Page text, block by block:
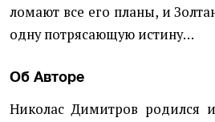
ломают все его планы, и
одну потрясающую истину…
Об Авторе
Николас Димитров родился